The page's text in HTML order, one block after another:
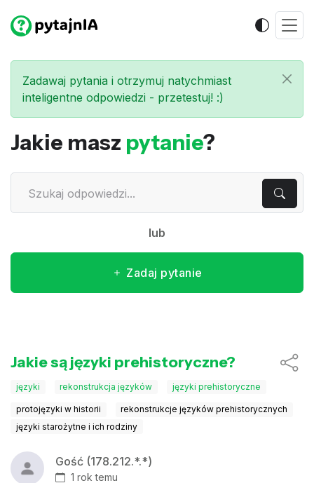
Zadawaj pytania i otrzymuj natychmiast
inteligentne odpowiedzi - przetestuj! :)
Jakie masz pytanie?
lub
Zadaj pytanie
Jakie są języki prehistoryczne?
języki rekonstrukcja języków języki prehistoryczne
protojęzyki w historii
rekonstrukcje języków prehistorycznych
języki starożytne i ich rodziny
Gość (178.212.*.*)
1 rok temu